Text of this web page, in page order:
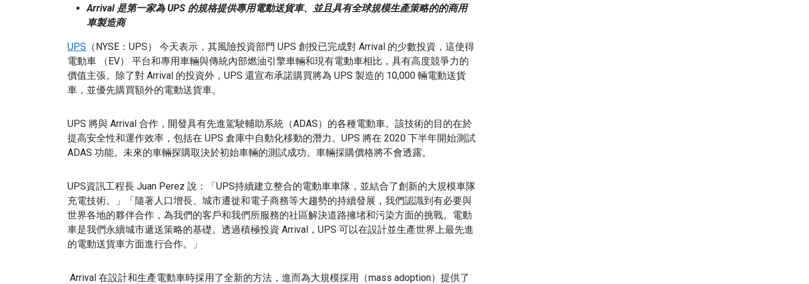
Arrival 是第一家為 UPS 的規格提供專用電動送貨車、並且具有全球規模生產策略的的商用
車製造商
UPS （NYSE：UPS） 今天表示，其風險投資部門 UPS 創投已完成對 Arrival 的少數投資，這使得
電動車 （EV） 平台和專用車輛與傳統內部燃油引擎車輛和現有電動車相比，具有高度競爭力的
價值主張。除了對 Arrival 的投資外，UPS 還宣布承諾購買將為 UPS 製造的 10,000 輛電動送貨
車，並優先購買額外的電動送貨車。
UPS 將與 Arrival 合作，開發具有先進駕駛輔助系統（ADAS）的各種電動車。該技術的目的在於
提高安全性和運作效率，包括在 UPS 倉庫中自動化移動的潛力。UPS 將在 2020 下半年開始測試
ADAS 功能。未來的車輛探購取決於初始車輛的測試成功。車輛採購價格將不會透露。
UPS資訊工程長 Juan Perez 說：「UPS持續建立整合的電動車車隊，並結合了創新的大規模車隊
充電技術。」「隨著人口增長、城市遷徙和電子商務等大趨勢的持續發展，我們認識到有必要與
世界各地的夥伴合作，為我們的客戶和我們所服務的社區解決道路擁堵和污染方面的挑戰。電動
車是我們永續城市遞送策略的基礎。透過積極投資 Arrival，UPS 可以在設計並生產世界上最先進
的電動送貨車方面進行合作。」
Arrival 在設計和生產電動車時採用了全新的方法，進而為大規模採用（mass adoption）提供了